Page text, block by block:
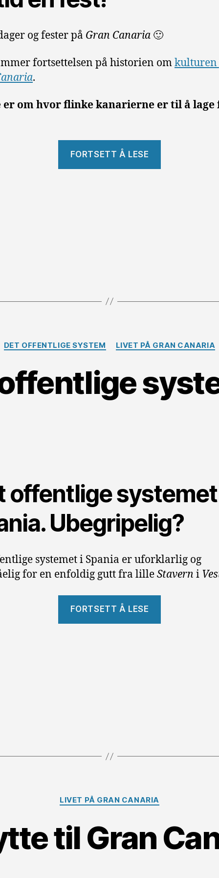
og fester på Gran Canaria 🙂
fortsettelsen på historien omkulturen
.
er om hvor flinke kanarierne er til å lage
FORTSETT Å LESE
Kategorier
DET OFFENTLIGE SYSTEM LIVET PÅ GRAN CANARIA
offentlige
Ubegripelig?
systemet i Spania er uforklarlig og
for en enfoldig gutt fra lilleStavern i
FORTSETT Å LESE
Kategorier
LIVET PÅ GRAN CANARIA
til Gran